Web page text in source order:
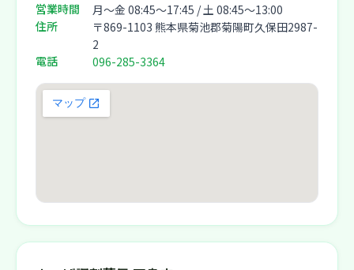
営業時間
月〜金 08:45〜17:45 / 土 08:45〜13:00
住所
〒869-1103 熊本県菊池郡菊陽町久保田2987-
2
電話
096-285-3364